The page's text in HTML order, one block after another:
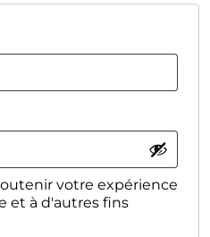
votre expérience
et à d'autres fins